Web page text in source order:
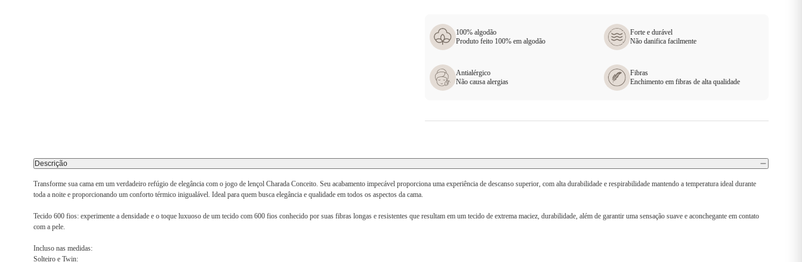
100% algodão
Produto feito 100% em algodão
Forte e durável
Não danifica facilmente
Antialérgico
Não causa alergias
Fibras
Enchimento em fibras de alta qualidade
Descrição
Transforme sua cama em um verdadeiro refúgio de elegância com o jogo de lençol Charada Conceito. Seu acabamento impecável proporciona uma experiência de descanso superior, com alta durabilidade e respirabilidade mantendo a temperatura ideal durante
toda a noite e proporcionando um conforto térmico inigualável. Ideal para quem busca elegância e qualidade em todos os aspectos da cama.
Tecido 600 fios: experimente a densidade e o toque luxuoso de um tecido com 600 fios conhecido por suas fibras longas e resistentes que resultam em um tecido de extrema maciez, durabilidade, além de garantir uma sensação suave e aconchegante em contato
com a pele.
Incluso nas medidas:
Solteiro e Twin: